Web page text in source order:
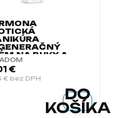
NA RUKY A
500ML
€ bez DPH
€
DO
KOŠÍKA